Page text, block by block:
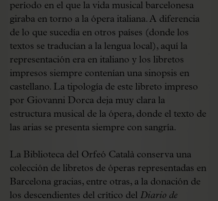
período en el que la vida musical barcelonesa
giraba en torno a la ópera italiana. A diferencia
de lo que sucedía en otros países (donde los
textos se traducían a la lengua local), aquí la
representación era en italiano y los libretos
impresos siempre contenían una sinopsis en
castellano. La tipología de este libreto impreso
por Giovanni Dorca deja muy clara la
estructura musical de la ópera, donde el texto de
las arias se presenta siempre con sangría.
La Biblioteca del Orfeó Català conserva una
colección de libretos de óperas representadas en
Barcelona gracias, entre otras, a la donación de
los descendientes del crítico del Diario de